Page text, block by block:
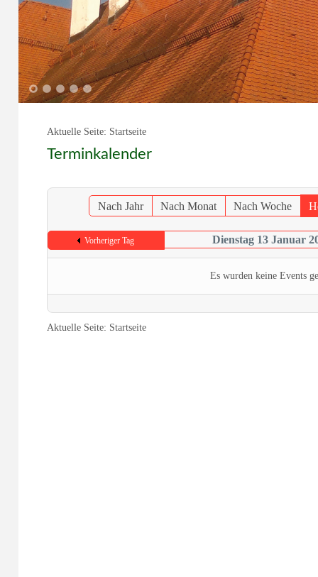
1 2 3 4 5
Aktuelle Seite: Startseite
Terminkalender
Nach Jahr Nach Monat Nach Woche
Vorheriger Tag Dienstag 13 Januar
Es wurden keine Events
Aktuelle Seite: Startseite